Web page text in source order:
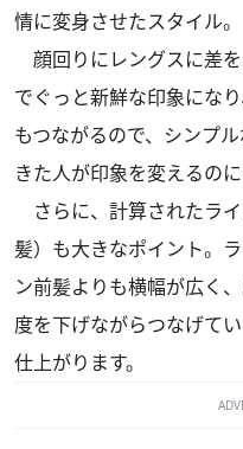
情に変身させたスタイル。
顔回りにレングスに差
でぐっと新鮮な印象にな
もつながるので、シンプ
きた人が印象を変えるのに
さらに、計算されたラ
髪）も大きなポイント。
ン前髪よりも横幅が広く
度を下げながらつなげて
仕上がります。